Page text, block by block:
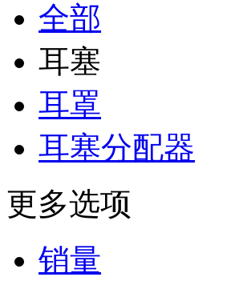
全部
耳塞
耳罩
耳塞分配器
更多选项
销量